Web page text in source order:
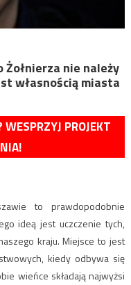
Żołnierza nie należy
własnością miasta
PROJEKT
to prawdopodobnie
ideą jest uczczenie tych,
kraju. Miejsce to jest
kiedy odbywa się
wieńce składają najwyżsi